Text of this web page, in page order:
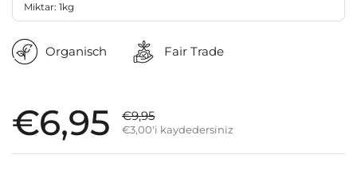
Miktar: 1kg
Organisch Fair Trade
Satış fiyatı:
€6,95 Normal fiyat:
€9,95
€3,00'i kaydedersiniz